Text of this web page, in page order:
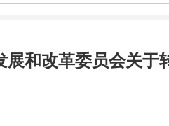
和改革委员会关于